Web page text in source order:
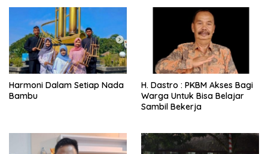
Harmoni Dalam Setiap Nada
Bambu
H. Dastro : PKBM Akses Bagi
Warga Untuk Bisa Belajar
Sambil Bekerja